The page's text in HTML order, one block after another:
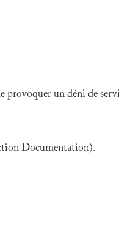
provoquer un déni de
Documentation).